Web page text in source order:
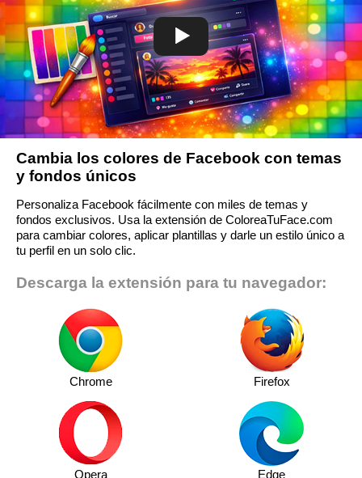
Cambia los colores de Facebook con temas
y fondos únicos
Personaliza Facebook fácilmente con miles de temas y
fondos exclusivos. Usa la extensión de ColoreaTuFace.com
para cambiar colores, aplicar plantillas y darle un estilo único a
tu perfil en un solo clic.
Descarga la extensión para tu navegador:
Chrome Firefox
Opera Edge